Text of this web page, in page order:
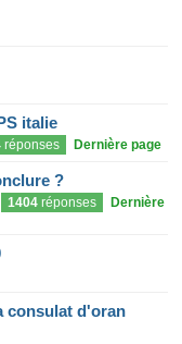
italie
réponses Dernière page
?
1404 réponses
Dernière
consulat d'oran